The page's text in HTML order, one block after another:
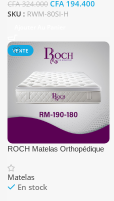
CFA324.000 CFA 194.400
SKU : RWM-80SI-H
VENTE
ROCH Matelas Orthopédique
Matelas
En stock